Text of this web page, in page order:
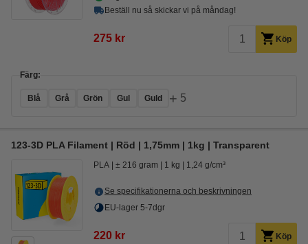
Beställ nu så skickar vi på måndag!
275 kr Köp
Färg:
Blå Grå Grön Gul Guld + 5
123-3D PLA Filament | Röd | 1,75mm | 1kg | Transparent
PLA ± 216 gram 1 kg 1,24 g/cm³
Se specifikationerna och beskrivningen
EU-lager 5-7dgr
220 kr Köp